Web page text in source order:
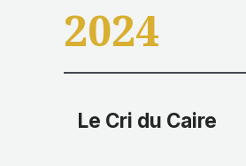
2024
Le Cri du Caire